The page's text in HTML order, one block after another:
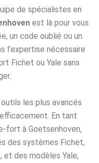
de spécialistes en
est là pour vous
un code oublié ou un
l’expertise nécessaire
Fichet ou Yale sans
les plus avancés
En tant
fort à Goetsenhoven,
des systèmes Fichet,
et des modèles Yale,